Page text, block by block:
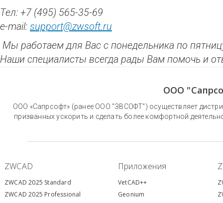
Тел: +7 (495) 565-35-69
e-mail: support@zwsoft.ru
Мы работаем для Вас с понедельника по
Наши специалисты всегда рады Вам помочь и
ООО
ООО «Сапрсофт» (ранее ООО "ЗВСОФТ") осуществляет
призванных ускорить и сделать более комфортной
ZWCAD Приложения
ZWCAD 2025 Standard
ZWCAD 2025 Professional
VetCAD++
Geonium